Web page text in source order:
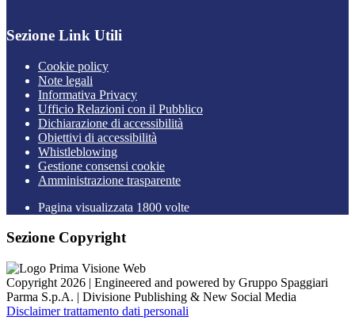
Sezione Link Utili
Cookie policy
Note legali
Informativa Privacy
Ufficio Relazioni con il Pubblico
Dichiarazione di accessibilità
Obiettivi di accessibilità
Whistleblowing
Gestione consensi cookie
Amministrazione trasparente
Pagina visualizzata 1800 volte
Sezione Copyright
Copyright 2026 | Engineered and powered by Gruppo Spaggiari
Parma S.p.A. | Divisione Publishing & New Social Media
Disclaimer trattamento dati personali